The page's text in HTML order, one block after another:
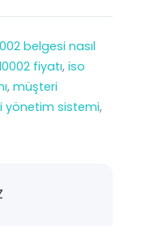
belgesi nasıl
fiyatı, iso
, müşteri
yönetim sistemi